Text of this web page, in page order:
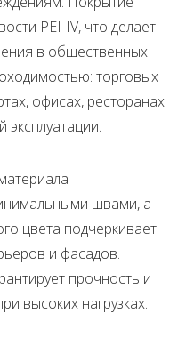
PEI-IV, что делает
в общественных
торговых
офисах, ресторанах
эксплуатации.
швами, а
цвета подчеркивает
и фасадов.
прочность и
высоких нагрузках.